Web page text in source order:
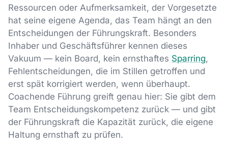
Ressourcen oder Aufmerksamkeit, der Vorgesetzte
hat seine eigene Agenda, das Team hängt an den
Entscheidungen der Führungskraft. Besonders
Inhaber und Geschäftsführer kennen dieses
Vakuum — kein Board, kein ernsthaftes Sparring,
Fehlentscheidungen, die im Stillen getroffen und
erst spät korrigiert werden, wenn überhaupt.
Coachende Führung greift genau hier: Sie gibt dem
Team Entscheidungskompetenz zurück — und gibt
der Führungskraft die Kapazität zurück, die eigene
Haltung ernsthaft zu prüfen.